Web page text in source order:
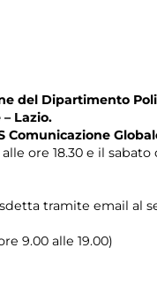
del Dipartimento
Lazio.
Comunicazione
ore 18.30 e il sabato
tramite email al
9.00 alle 19.00)